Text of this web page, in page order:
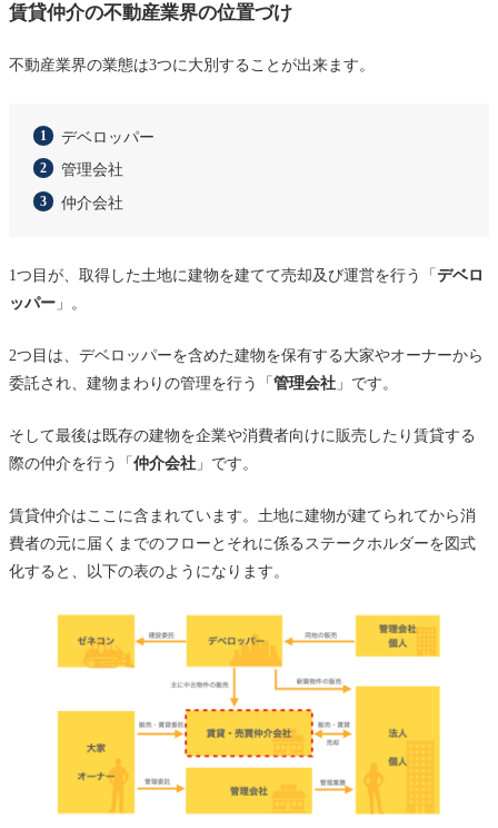
賃貸仲介の不動産業界の位置づけ
不動産業界の業態は3つに大別することが出来ます。
デベロッパー
管理会社
仲介会社
1つ目が、取得した土地に建物を建てて売却及び運営を行う「デベロ
ッパー 」。
2つ目は、デベロッパーを含めた建物を保有する大家やオーナーから
委託され、建物まわりの管理を行う「管理会社 」です。
そして最後は既存の建物を企業や消費者向けに販売したり賃貸する
際の仲介を行う「仲介会社 」です。
賃貸仲介はここに含まれています。土地に建物が建てられてから消
費者の元に届くまでのフローとそれに係るステークホルダーを図式
化すると、以下の表のようになります。